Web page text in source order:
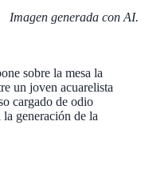
Imagen generada con AI.
sobre la mesa la
un joven acuarelista
cargado de odio
generación de la